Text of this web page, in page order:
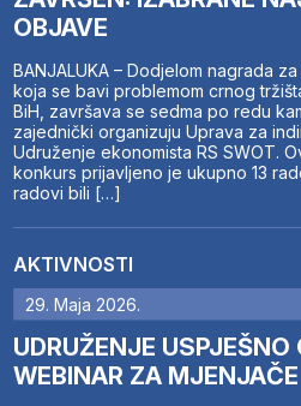
OBJAVE
BANJALUKA – Dodjelom nagrada
koja se bavi problemom crnog
BiH, završava se sedma po redu
zajednički organizuju Uprava za
Udruženje ekonomista RS SWOT.
konkurs prijavljeno je ukupno 13
radovi bili […]
AKTIVNOSTI
29. Maja 2026.
UDRUŽENJE USPJEŠNO
WEBINAR ZA MJENJAČE